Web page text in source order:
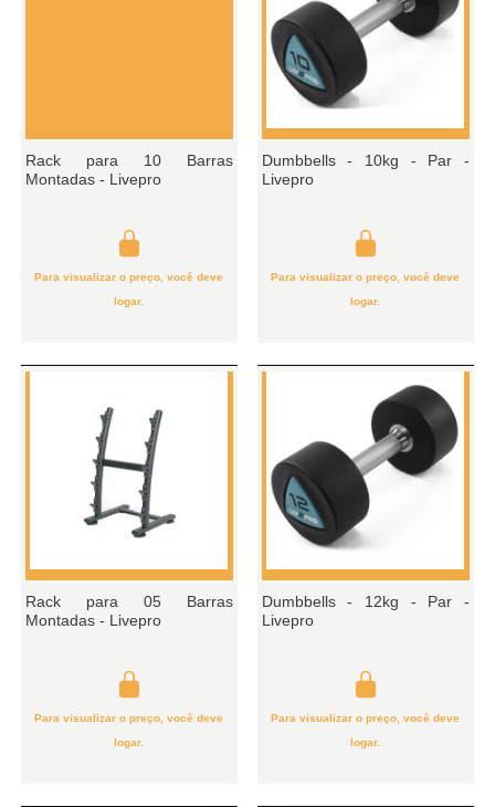
Rack para 10 Barras
Montadas - Livepro
Para visualizar o preço, você deve
logar.
Dumbbells - 10kg - Par -
Livepro
Para visualizar o preço, você deve
logar.
Rack para 05 Barras
Montadas - Livepro
Para visualizar o preço, você deve
logar.
Dumbbells - 12kg - Par -
Livepro
Para visualizar o preço, você deve
logar.